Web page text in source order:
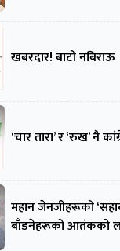
खबरदार! बाटो नबिराऊ
‘चार तारा’ र ‘रुख’ नै
महान जेनजीहरूको
बाँडनेहरूको आतंकको